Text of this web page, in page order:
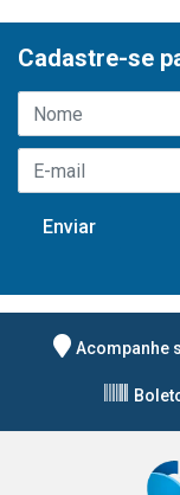
Cadastre-se
Acompanhe